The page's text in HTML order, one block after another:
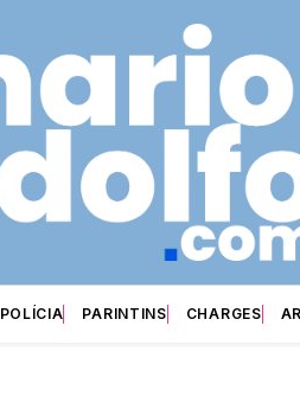
POLÍCIA PARINTINS CHARGES